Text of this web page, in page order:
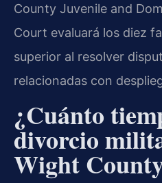
County Juvenile and
Court evaluará los diez
superior al resolver
relacionadas con
¿Cuánto
divorcio
Wight